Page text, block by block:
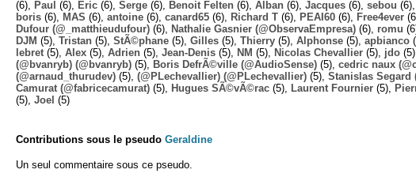
(6),
Paul (6), Eric (6), Serge (6), Benoit Felten (6), Alban (6), Jacques (6), sebou (6),
boris (6), MAS (6), antoine (6), canard65 (6), Richard T (6), PEAI60 (6), Free4ever
Dufour (@_matthieudufour) (6), Nathalie Gasnier (@ObservaEmpresa) (6), romu
DJM (5), Tristan (5), StÃ©phane (5), Gilles (5), Thierry (5), Alphonse (5), apbianco
lebret (5), Alex (5), Adrien (5), Jean-Denis (5), NM (5), Nicolas Chevallier (5), jdo (5),
(@bvanryb) (@bvanryb) (5), Boris DefrÃ©ville (@AudioSense) (5), cedric naux
(@arnaud_thurudev) (5), (@PLechevallier) (@PLechevallier) (5), Stanislas Segard
Camurat (@fabricecamurat) (5), Hugues SÃ©vÃ©rac (5), Laurent Fournier (5),
(5), Joel (5)
Contributions sous le pseudo Geraldine
Un seul commentaire sous ce pseudo.